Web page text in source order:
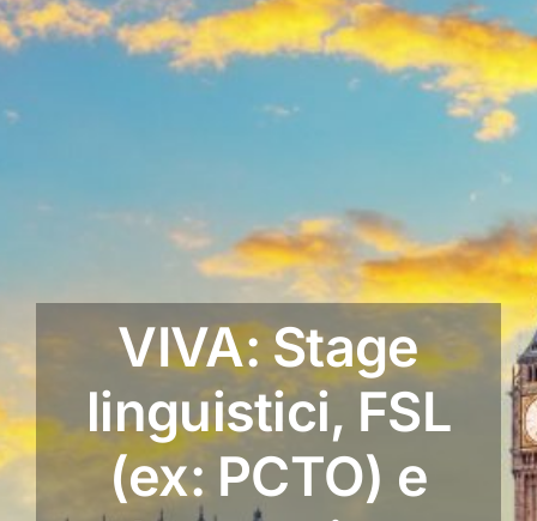
VIVA: Stage
linguistici, FSL
(ex: PCTO) e